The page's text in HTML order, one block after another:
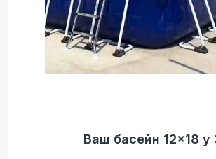
Ваш басейн 12×18 у